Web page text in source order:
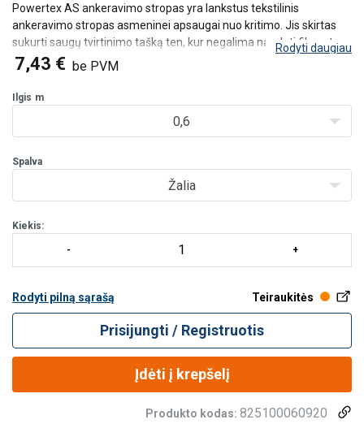
Powertex AS ankeravimo stropas yra lankstus tekstilinis
ankeravimo stropas asmeninei apsaugai nuo kritimo. Jis skirtas
sukurti saugų tvirtinimo tašką ten, kur negalima naudoti fiksuotų
tvirtinimo taškų ar pastolių kablių. Stropas lengvai apsivynioja
aplink sijas, konstrukcijas ar kitus tinka
Rodyti daugiau
7,43 € be PVM
Ilgis m
0,6
Spalva
Žalia
Kiekis:
Rodyti pilną sąrašą Teiraukitės
Prisijungti / Registruotis
Įdėti į krepšelį
Produkto kodas: 825100060920